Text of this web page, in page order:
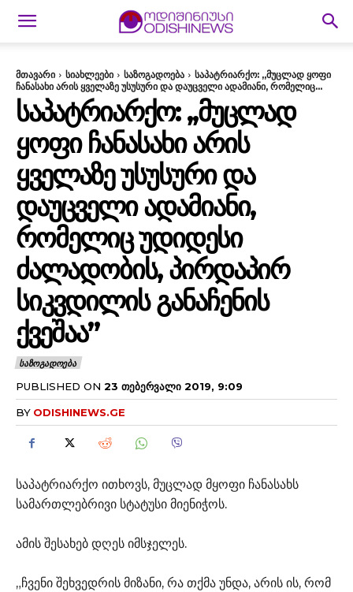
მთავარი სიახლეები საზოგადოება
საპატრიარქო: ,,მუცლად ყოფი
ჩანასახი არის ყველაზე უსუსური და დაუცველი ადამიანი, რომელიც...
ᲡᲐᲞᲐᲢᲠᲘᲐᲠᲥᲝ: ,,ᲛᲣᲪᲚᲐᲓ
ᲧᲝᲤᲘ ᲩᲐᲜᲐᲡᲐᲮᲘ ᲐᲠᲘᲡ
ᲧᲕᲔᲚᲐᲖᲔ ᲣᲡᲣᲡᲣᲠᲘ ᲓᲐ
ᲓᲐᲣᲪᲕᲔᲚᲘ ᲐᲓᲐᲛᲘᲐᲜᲘ,
ᲠᲝᲛᲔᲚᲘᲪ ᲣᲓᲘᲓᲔᲡᲘ
ᲫᲐᲚᲐᲓᲝᲑᲘᲡ, ᲞᲘᲠᲓᲐᲞᲘᲠ
ᲡᲘᲙᲕᲓᲘᲚᲘᲡ ᲒᲐᲜᲐᲩᲔᲜᲘᲡ
ᲥᲕᲔᲨᲐᲐ”
ᲡᲐᲖᲝᲒᲐᲓᲝᲔᲑᲐ
PUBLISHED ON 23 ᲗᲔᲑᲔᲠᲕᲐᲚᲘ 2019, 9:09
BY ODISHINEWS.GE
საპატრიარქო ითხოვს, მუცლად მყოფი ჩანასახს
სამართლებრივი სტატუსი მიენიჭოს.
ამის შესახებ დღეს იმსჯელეს.
„ჩვენი შეხვედრის მიზანი, რა თქმა უნდა, არის ის, რომ